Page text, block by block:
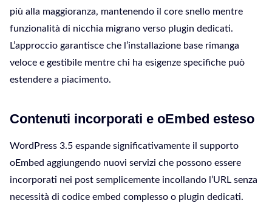
più alla maggioranza, mantenendo il core snello mentre
funzionalità di nicchia migrano verso plugin dedicati.
L’approccio garantisce che l’installazione base rimanga
veloce e gestibile mentre chi ha esigenze specifiche può
estendere a piacimento.
Contenuti incorporati e oEmbed esteso
WordPress 3.5 espande significativamente il supporto
oEmbed aggiungendo nuovi servizi che possono essere
incorporati nei post semplicemente incollando l’URL senza
necessità di codice embed complesso o plugin dedicati.